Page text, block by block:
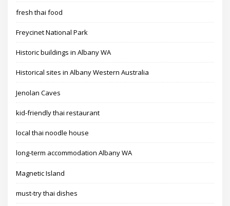
fresh thai food
Freycinet National Park
Historic buildings in Albany WA
Historical sites in Albany Western Australia
Jenolan Caves
kid-friendly thai restaurant
local thai noodle house
long-term accommodation Albany WA
Magnetic Island
must-try thai dishes